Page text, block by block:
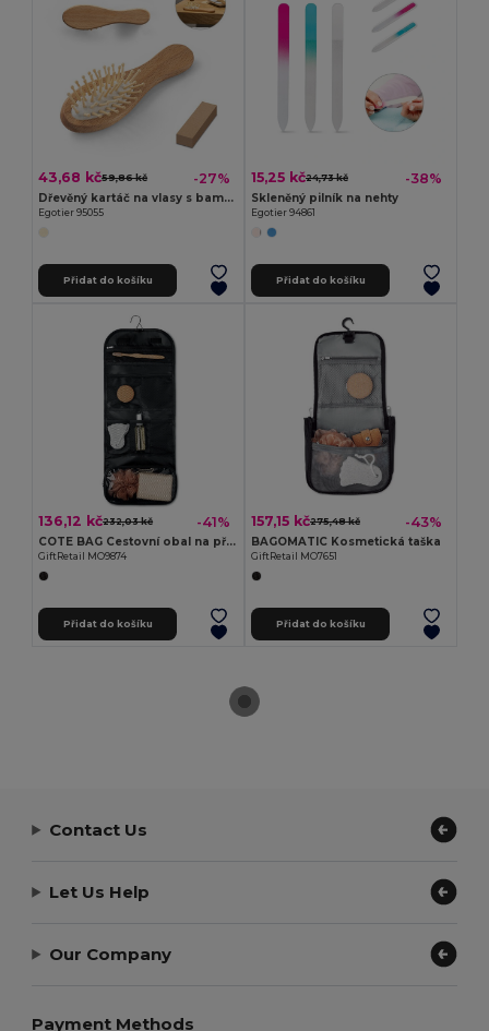
43,68 kč59,86 kč -27%
Dřevěný kartáč na vlasy s bambusovými zuby
Egotier 95055
Přidat do košíku
15,25 kč24,73 kč -38%
Skleněný pilník na nehty
Egotier 94861
Přidat do košíku
136,12 kč232,03 kč -41%
COTE BAG Cestovní obal na příslušenství
GiftRetail MO9874
Přidat do košíku
157,15 kč275,48 kč -43%
BAGOMATIC Kosmetická taška
GiftRetail MO7651
Přidat do košíku
Contact Us
Let Us Help
Our Company
Payment Methods